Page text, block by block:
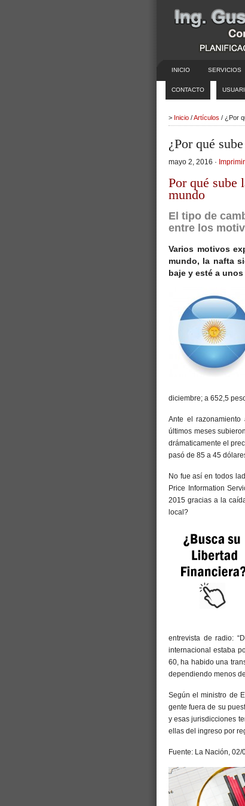
INICIO SERVICIOS
CONTACTO
> Inicio /Artículos / ¿Por
¿Por qué
mayo 2, 2016 ·
Por qué sube
mundo
El tipo de
entre los
Varios motivos
mundo, la nafta
baje y esté a
diciembre; a 652,5
Ante el
últimos meses
drámaticamente el
pasó de 85 a 45
No fue así en todos
Price Information
2015 gracias a la
local?
entrevista de radio:
internacional estaba
60, ha habido una
dependiendo menos
Según el ministro de
gente fuera de su
y esas jurisdicciones
ellas del ingreso por
Fuente: La Nación, 02/